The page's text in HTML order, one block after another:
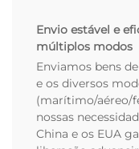
Envio estável e
múltiplos modos
Enviamos bens
e os diversos
(marítimo/aéreo/
nossas
China e os EUA